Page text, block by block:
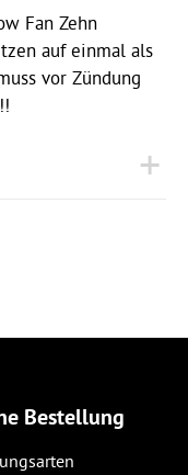
Fan Zehn
auf einmal als
vor Zündung
Bestellung